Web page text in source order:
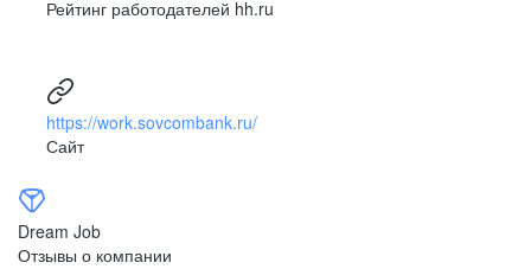
Рейтинг работодателей hh.ru
https://work.sovcombank.ru/
Сайт
Dream Job
Отзывы о компании